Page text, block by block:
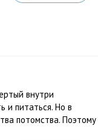
внутри
и питаться. Но в
потомства. Поэтому